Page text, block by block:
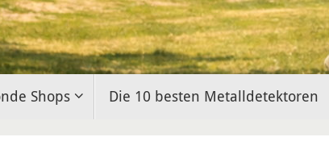
Shops Die 10 besten Metalldetektoren